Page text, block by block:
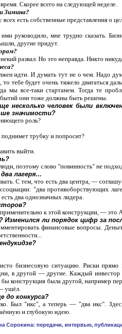
Скорее всего на следующей неделе.
Зимина?
есть собственные представления о
руководило, мне трудно сказать.
другие придут.
развал. Но это неправда. Никто
идти. И думать тут не о чем. Надо
тебе будет очень тяжело двигаться
мы все-таки стартанем. Тогда те
они тоже должны быть решены.
несколько человек были
значимости?
роль?
трубку и попросит?
выйти.
поэтому слово "повинность" не
лагеря...
С тем, что есть два центра, —
"два противоборствующих
два однозначных лидера.
к этой конструкции, — это
ли порядок цифр за
финансовые вопросы.
бизнесовую ситуацию. Риски
в другой — другие. Каждый
конструкция была другой, например
ушёл.
до конкурса?
Был "икс", а теперь — "два икс".
и глубокую идею.
Сорокина: передачи, интервью,